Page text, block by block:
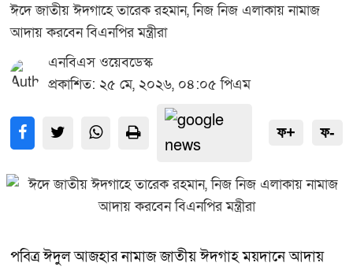
ঈদে জাতীয় ঈদগাহে তারেক রহমান, নিজ নিজ এলাকায় নামাজ
আদায় করবেন বিএনপির মন্ত্রীরা
এনবিএস ওয়েবডেস্ক
প্রকাশিত: ২৫ মে, ২০২৬, ০৪:০৫ পিএম
ফ+ ফ-
পবিত্র ঈদুল আজহার নামাজ জাতীয় ঈদগাহ ময়দানে আদায়